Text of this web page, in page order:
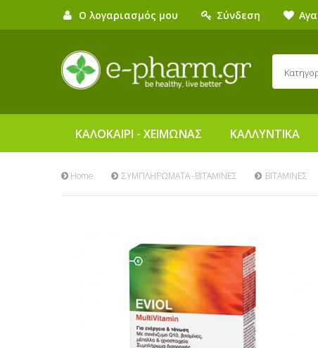
Ο λογαριασμός μου Σύνδεση
ΚΑΛΟΚΑΙΡΙ - ΧΕΙΜΩΝΑΣ ΚΑΛΛΥΝΤΙΚΑ
Home ΣΥΜΠΛΗΡΩΜΑΤΑ -ΒΙΤΑΜΙΝΕΣ ΒΙΤΑΜΙΝΕΣ